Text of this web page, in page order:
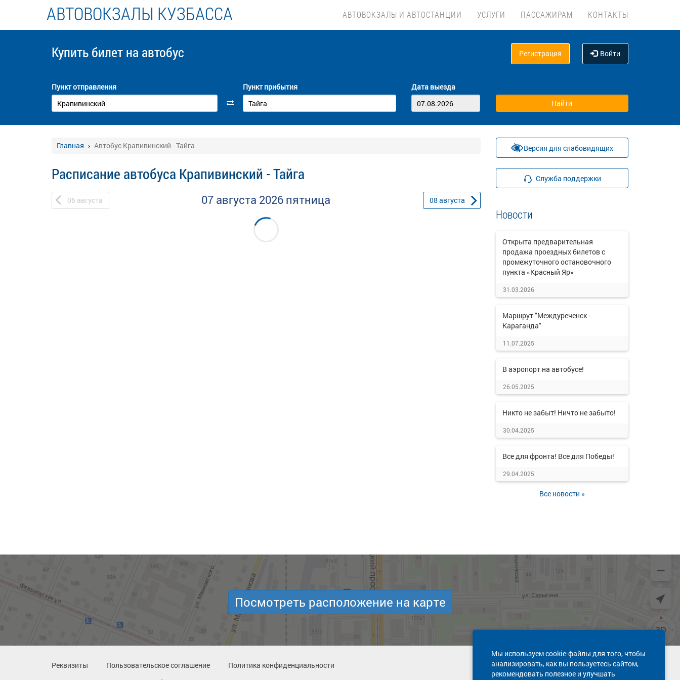
АВТОВОКЗАЛЫ КУЗБАССА АВТОВОКЗАЛЫ И АВТОСТАНЦИИ УСЛУГИ ПАССАЖИРАМ КОНТАКТЫ
Купить билет на автобус Регистрация Войти
Пункт отправления Пункт прибытия Дата выезда
Главная Автобус Крапивинский - Тайга
Расписание автобуса Крапивинский - Тайга
06 августа 07 августа 2026 пятница 08 августа
Версия для слабовидящих
Служба поддержки
Новости
Открыта предварительная
продажа проездных билетов с
промежуточного остановочного
пункта «Красный Яр»
31.03.2026
Маршрут "Междуреченск -
Караганда"
11.07.2025
В аэропорт на автобусе!
26.05.2025
Никто не забыт! Ничто не забыто!
30.04.2025
Все для фронта! Все для Победы!
29.04.2025
Все новости »
Мы используем cookie-файлы для того, чтобы
анализировать, как вы пользуетесь сайтом,
рекомендовать полезное и улучшать
Посмотреть расположение на карте
Реквизиты Пользовательское соглашение
Политика конфиденциальности
Техническая поддержка сайта